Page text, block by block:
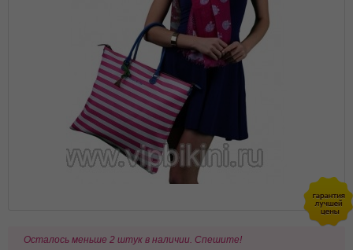
Осталось меньше 2 штук в наличии. Спешите!